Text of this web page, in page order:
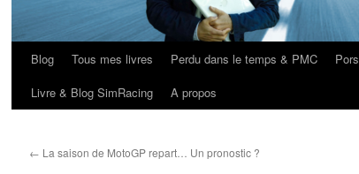
Blog Tous mes livres Perdu dans le temps & PMC
Livre & Blog SimRacing
A propos
← La saison de MotoGP repart… Un pronostic ?